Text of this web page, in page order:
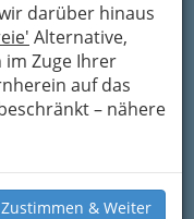
darüber hinaus
Alternative,
Zuge Ihrer
auf das
– nähere
Zustimmen & Weiter